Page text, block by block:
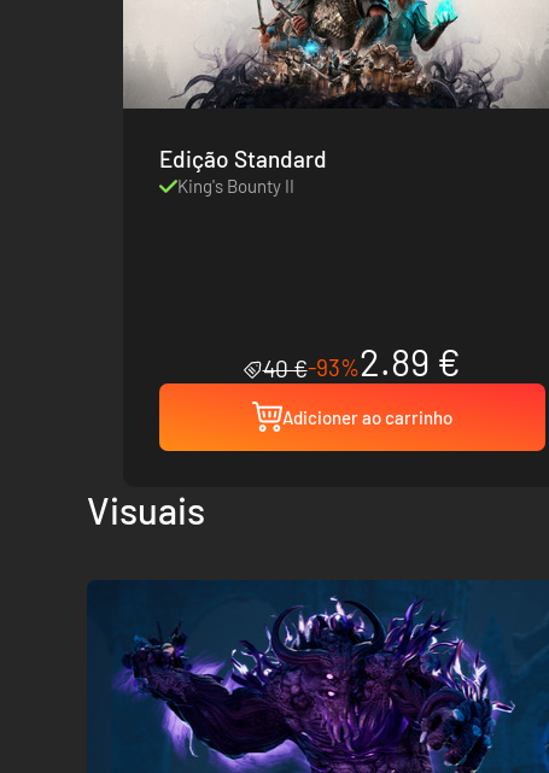
Edição Standard
King's Bounty II
40 €-93%2.89 €
Adicioner ao carrinho
Visuais